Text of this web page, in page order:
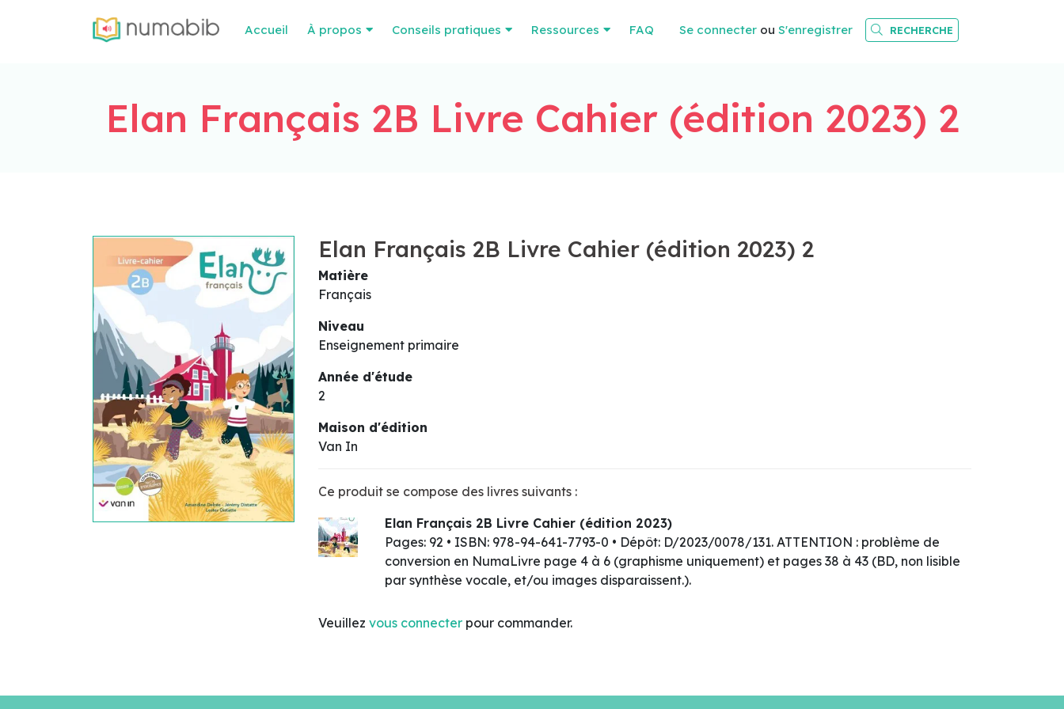
Accueil À propos Conseils pratiques Ressources FAQ Se connecter ou S'enregistrer RECHERCHE
Elan Français 2B Livre Cahier (édition 2023) 2
Elan Français 2B Livre Cahier (édition 2023) 2
Matière
Français
Niveau
Enseignement primaire
Année d'étude
2
Maison d'édition
Van In
Ce produit se compose des livres suivants :
Elan Français 2B Livre Cahier (édition 2023)
Pages: 92 • ISBN: 978-94-641-7793-0 • Dépôt: D/2023/0078/131. ATTENTION : problème de
conversion en NumaLivre page 4 à 6 (graphisme uniquement) et pages 38 à 43 (BD, non lisible
par synthèse vocale, et/ou images disparaissent.).
Veuillez vous connecter pour commander.